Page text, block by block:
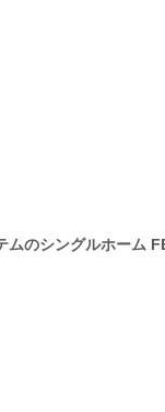
ムのシングルホーム